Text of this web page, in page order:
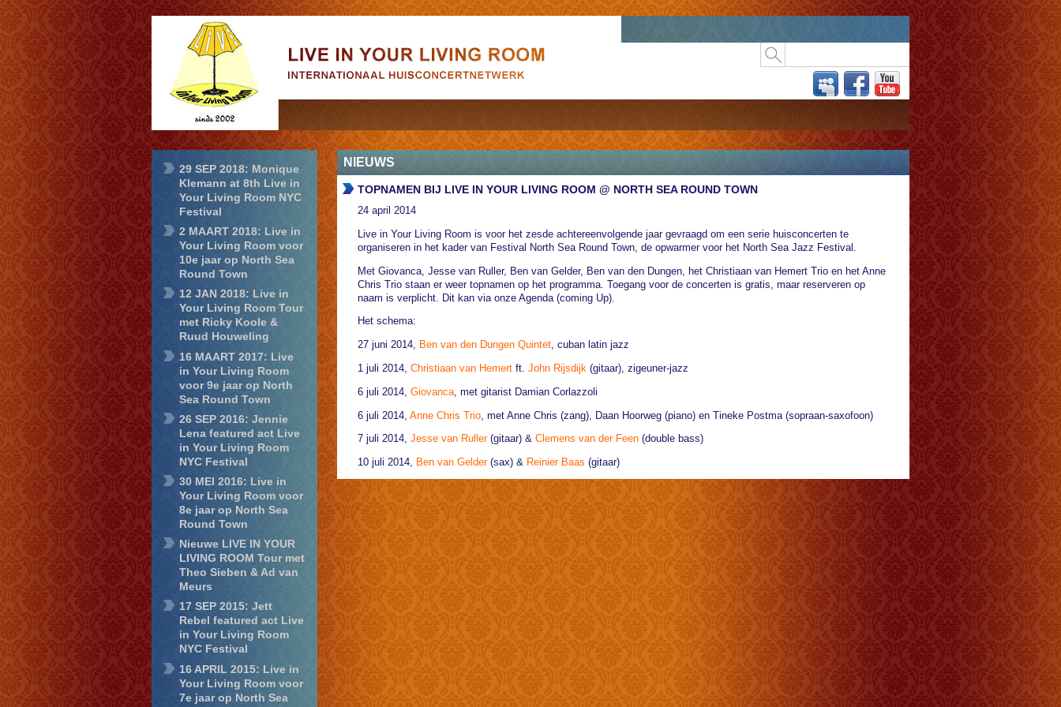
Live in Your
Living Room
29 SEP 2018: Monique
Klemann at 8th Live in
Your Living Room NYC
Festival
2 MAART 2018: Live in
Your Living Room voor
10e jaar op North Sea
Round Town
12 JAN 2018: Live in
Your Living Room Tour
met Ricky Koole &
Ruud Houweling
16 MAART 2017: Live
in Your Living Room
voor 9e jaar op North
Sea Round Town
26 SEP 2016: Jennie
Lena featured act Live
in Your Living Room
NYC Festival
30 MEI 2016: Live in
Your Living Room voor
8e jaar op North Sea
Round Town
Nieuwe LIVE IN YOUR
LIVING ROOM Tour met
Theo Sieben & Ad van
Meurs
17 SEP 2015: Jett
Rebel featured act Live
in Your Living Room
NYC Festival
16 APRIL 2015: Live in
Your Living Room voor
7e jaar op North Sea
NIEUWS
TOPNAMEN BIJ LIVE IN YOUR LIVING ROOM @ NORTH SEA ROUND TOWN
24 april 2014
Live in Your Living Room is voor het zesde achtereenvolgende jaar gevraagd om een serie huisconcerten te
organiseren in het kader van Festival North Sea Round Town, de opwarmer voor het North Sea Jazz Festival.
Met Giovanca, Jesse van Ruller, Ben van Gelder, Ben van den Dungen, het Christiaan van Hemert Trio en het Anne
Chris Trio staan er weer topnamen op het programma. Toegang voor de concerten is gratis, maar reserveren op
naam is verplicht. Dit kan via onze Agenda (coming Up).
Het schema:
27 juni 2014, Ben van den Dungen Quintet, cuban latin jazz
1 juli 2014, Christiaan van Hemert ft. John Rijsdijk (gitaar), zigeuner-jazz
6 juli 2014, Giovanca , met gitarist Damian Corlazzoli
6 juli 2014, Anne Chris Trio , met Anne Chris (zang), Daan Hoorweg (piano) en Tineke Postma (sopraan-saxofoon)
7 juli 2014, Jesse van Ruller(gitaar) & Clemens van der Feen (double bass)
10 juli 2014, Ben van Gelder(sax) & Reinier Baas (gitaar)